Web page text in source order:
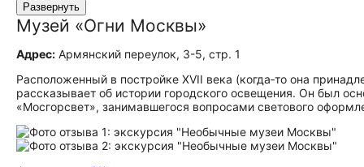
Развернуть
Музей «Огни Москвы»
Адрес: Армянский переулок, 3-5, стр. 1
Расположенный в постройке ХVII века (когда‑то она
рассказывает об истории городского освещения. Он был
«Мосгорсвет», занимавшегося вопросами светового